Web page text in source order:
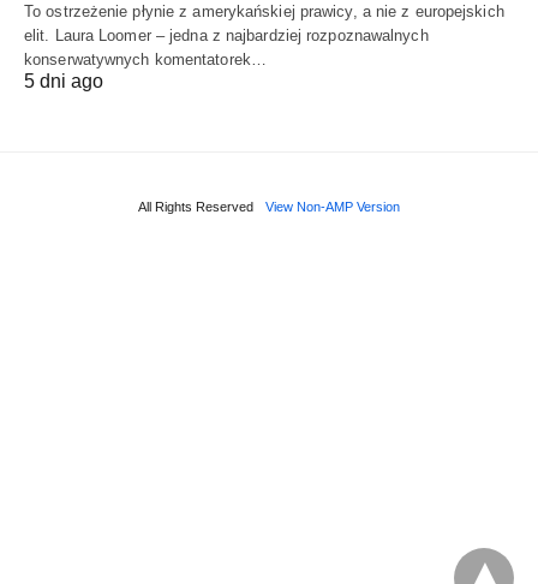
To ostrzeżenie płynie z amerykańskiej prawicy, a nie z europejskich
elit. Laura Loomer – jedna z najbardziej rozpoznawalnych
konserwatywnych komentatorek…
5 dni ago
All Rights Reserved View Non-AMP Version